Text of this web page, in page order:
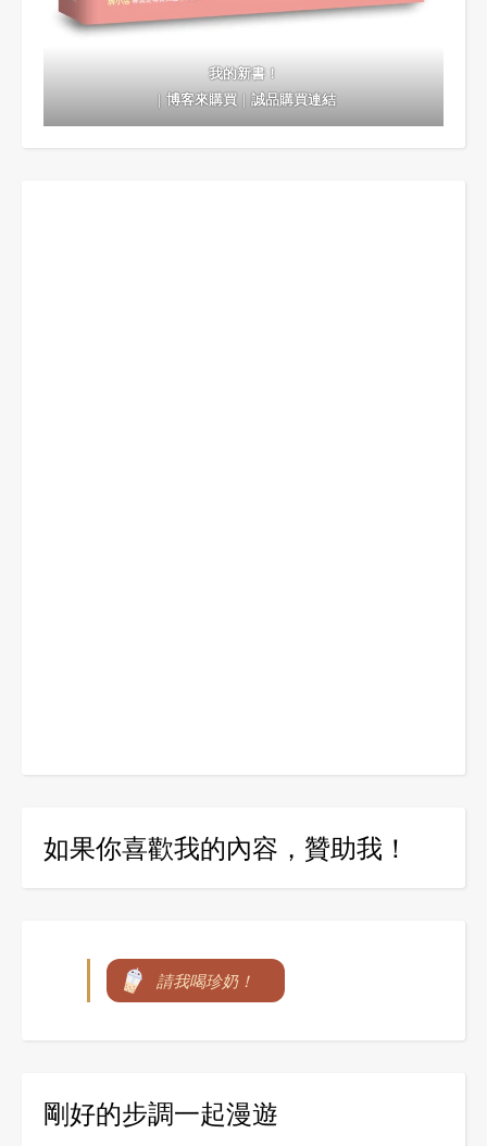
我的新書！
｜博客來購買｜誠品購買連結
如果你喜歡我的內容，贊助我！
請我喝珍奶！
剛好的步調一起漫遊